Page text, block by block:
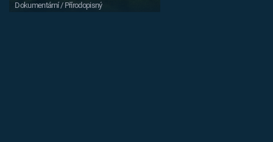
Dokumentární / Přírodopisný